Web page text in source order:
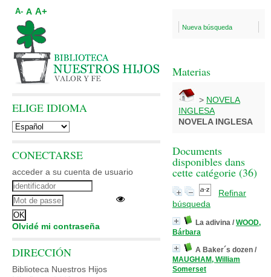
Nueva búsqueda
Materias
> NOVELA
INGLESA
NOVELA INGLESA
Documents
disponibles dans
cette catégorie (36)
Refinar
búsqueda
La adivina / WOOD,
Bárbara
A Baker´s dozen /
MAUGHAM, William
Somerset
A- A A+
ELIGE IDIOMA
CONECTARSE
acceder a su cuenta de usuario
Olvidé mi contraseña
DIRECCIÓN
Biblioteca Nuestros Hijos